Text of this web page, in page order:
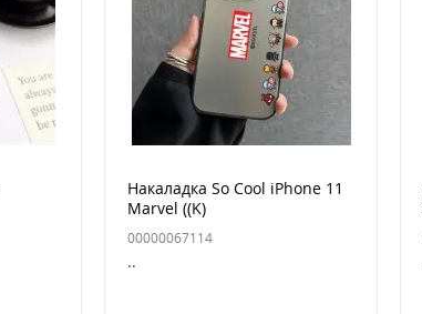
Накаладка So Cool iPhone 11
Marvel ((K)
00000067114
..